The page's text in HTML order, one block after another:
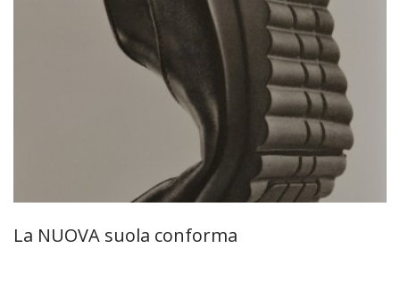
La NUOVA suola conforma